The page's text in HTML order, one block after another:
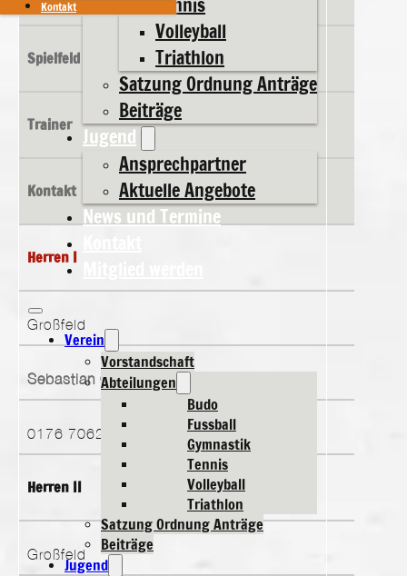
Volleyball
Triathlon
Satzung Ordnung Anträge
Beiträge
Jugend
Ansprechpartner
Aktuelle Angebote
News und Termine
Verein
Vorstandschaft
Abteilungen
Budo
Fussball
Gymnastik
Tennis
Volleyball
Triathlon
Satzung Ordnung Anträge
Beiträge
Jugend
Kontakt
Spielfeld
Trainer
Kontakt
Herren I
Großfeld
Sebastian Graf
0176 7062 9555
Herren II
Großfeld